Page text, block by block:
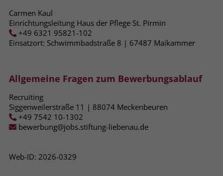
Carmen Kaul
Einrichtungsleitung Haus der Pflege St. Pirmin
+49 6321 95821-102
Einsatzort: Schwimmbadstraße 8 | 67487​ Maikammer
Allgemeine Fragen zum Bewerbungsablauf
Recruiting
Siggenweilerstraße 11 | 88074 Meckenbeuren
+49 7542 10-1302
bewerbung@jobs.stiftung-liebenau.de
Web-ID: 2026-0329
Informationen und wird von Facebook
nur platziert, um Daten an das
Unternehmen zurückzusenden.